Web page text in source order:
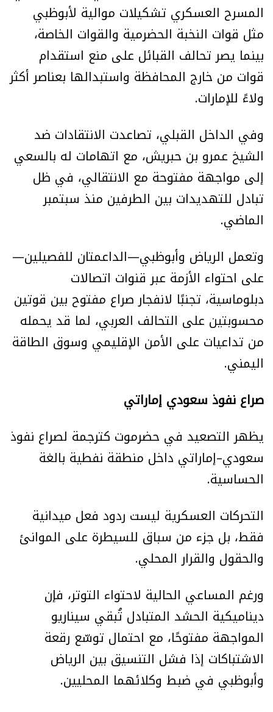
المسرح العسكري تشكيلات موالية لأبوظبي
مثل قوات النخبة الحضرمية والقوات الخاصة،
بينما يصر تحالف القبائل على منع استقدام
قوات من خارج المحافظة واستبدالها بعناصر أكثر
ولاءً للإمارات.
وفي الداخل القبلي، تصاعدت الانتقادات ضد
الشيخ عمرو بن حبريش، مع اتهامات له بالسعي
إلى مواجهة مفتوحة مع الانتقالي، في ظل
تبادل للتهديدات بين الطرفين منذ سبتمبر
الماضي.
وتعمل الرياض وأبوظبي—الداعمتان للفصيلين—
على احتواء الأزمة عبر قنوات اتصالات
دبلوماسية، تجنبًا لانفجار صراع مفتوح بين قوتين
محسوبتين على التحالف العربي، لما قد يحمله
من تداعيات على الأمن الإقليمي وسوق الطاقة
اليمني.
صراع نفوذ سعودي إماراتي
يظهر التصعيد في حضرموت كترجمة لصراع نفوذ
سعودي–إماراتي داخل منطقة نفطية بالغة
الحساسية.
التحركات العسكرية ليست ردود فعل ميدانية
فقط، بل جزء من سباق للسيطرة على الموانئ
والحقول والقرار المحلي.
ورغم المساعي الحالية لاحتواء التوتر، فإن
ديناميكية الحشد المتبادل تُبقي سيناريو
المواجهة مفتوحًا، مع احتمال توسّع رقعة
الاشتباكات إذا فشل التنسيق بين الرياض
وأبوظبي في ضبط وكلائهما المحليين.